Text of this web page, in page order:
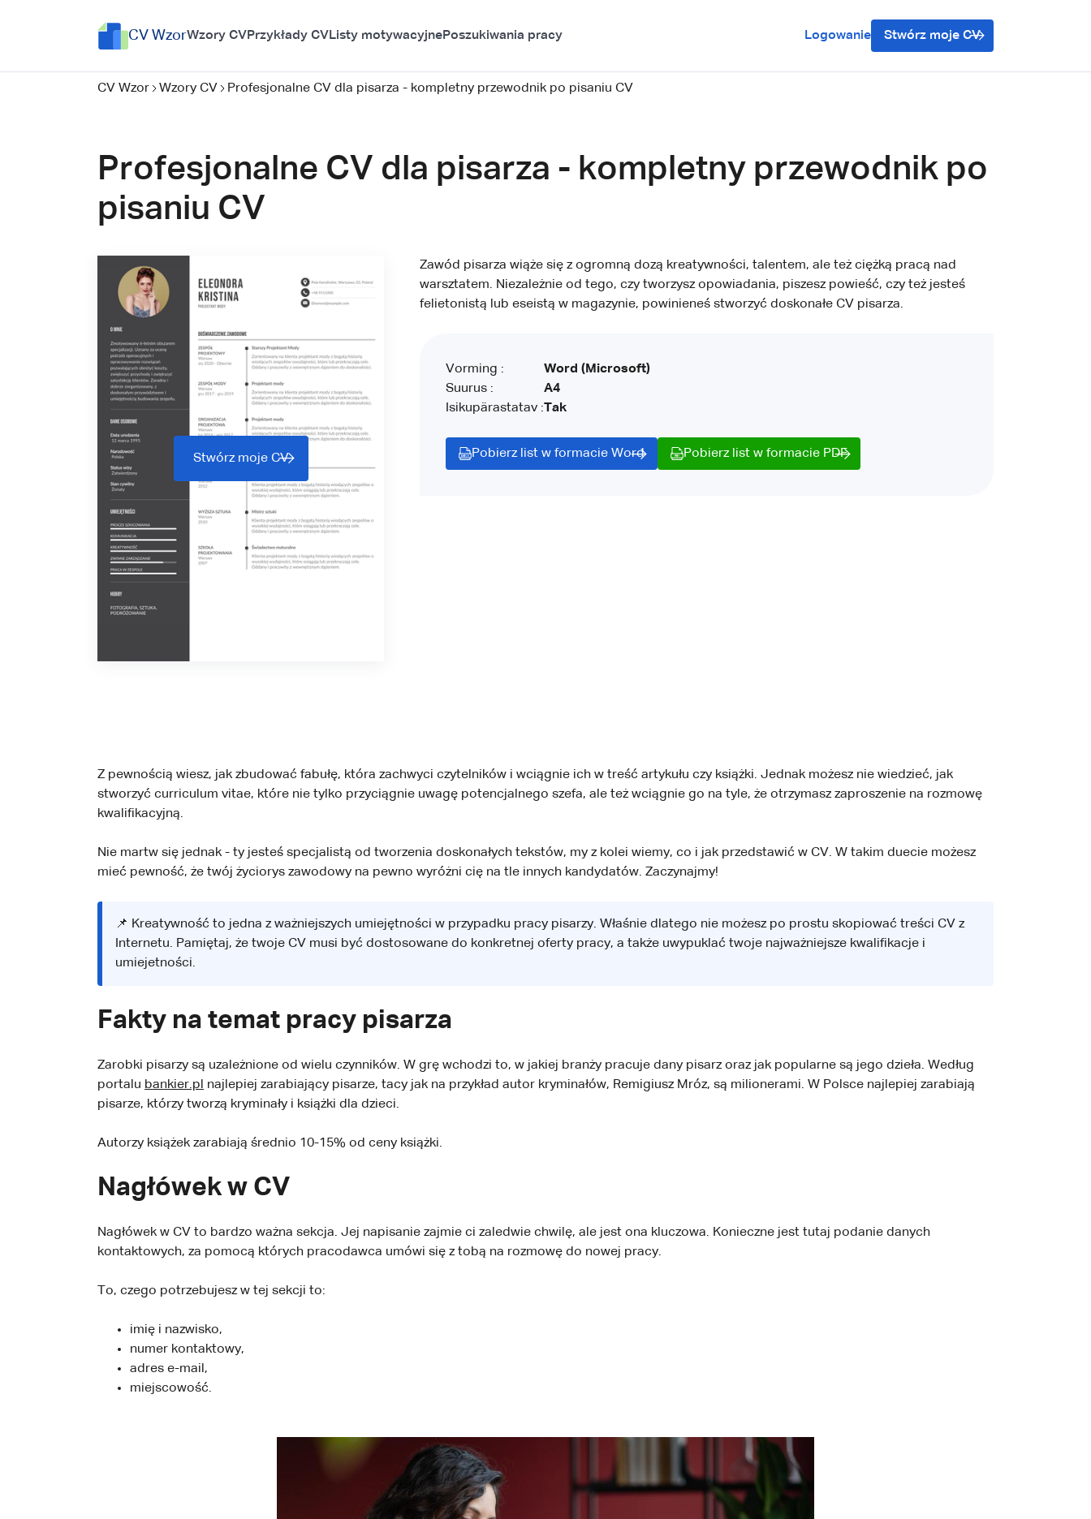
CV WzorWzory CVPrzykłady CVListy motywacyjnePoszukiwania pracy Logowanie Stwórz moje CV
CV Wzor Wzory CV Profesjonalne CV dla pisarza - kompletny przewodnik po pisaniu CV
Profesjonalne CV dla pisarza - kompletny przewodnik po
pisaniu CV
Stwórz moje CV
Zawód pisarza wiąże się z ogromną dozą kreatywności, talentem, ale też ciężką pracą nad
warsztatem. Niezależnie od tego, czy tworzysz opowiadania, piszesz powieść, czy też jesteś
felietonistą lub eseistą w magazynie, powinieneś stworzyć doskonałe CV pisarza.
Vorming :
Suurus :
Isikupärastatav :
Word (Microsoft)
A4
Tak
Pobierz list w formacie Word Pobierz list w formacie PDF
Z pewnością wiesz, jak zbudować fabułę, która zachwyci czytelników i wciągnie ich w treść artykułu czy książki. Jednak możesz nie wiedzieć, jak
stworzyć curriculum vitae, które nie tylko przyciągnie uwagę potencjalnego szefa, ale też wciągnie go na tyle, że otrzymasz zaproszenie na rozmowę
kwalifikacyjną.
Nie martw się jednak - ty jesteś specjalistą od tworzenia doskonałych tekstów, my z kolei wiemy, co i jak przedstawić w CV. W takim duecie możesz
mieć pewność, że twój życiorys zawodowy na pewno wyróżni cię na tle innych kandydatów. Zaczynajmy!
📌 Kreatywność to jedna z ważniejszych umiejętności w przypadku pracy pisarzy. Właśnie dlatego nie możesz po prostu skopiować treści CV z
Internetu. Pamiętaj, że twoje CV musi być dostosowane do konkretnej oferty pracy, a także uwypuklać twoje najważniejsze kwalifikacje i
umiejetności.
Fakty na temat pracy pisarza
Zarobki pisarzy są uzależnione od wielu czynników. W grę wchodzi to, w jakiej branży pracuje dany pisarz oraz jak popularne są jego dzieła. Według
portalu bankier.pl
najlepiej zarabiający pisarze, tacy jak na przykład autor kryminałów, Remigiusz Mróz, są milionerami. W Polsce najlepiej zarabiają
pisarze, którzy tworzą kryminały i książki dla dzieci.
Autorzy książek zarabiają średnio 10-15% od ceny książki.
Nagłówek w CV
Nagłówek w CV to bardzo ważna sekcja. Jej napisanie zajmie ci zaledwie chwilę, ale jest ona kluczowa. Konieczne jest tutaj podanie danych
kontaktowych, za pomocą których pracodawca umówi się z tobą na rozmowę do nowej pracy.
To, czego potrzebujesz w tej sekcji to:
imię i nazwisko,
numer kontaktowy,
adres e-mail,
miejscowość.